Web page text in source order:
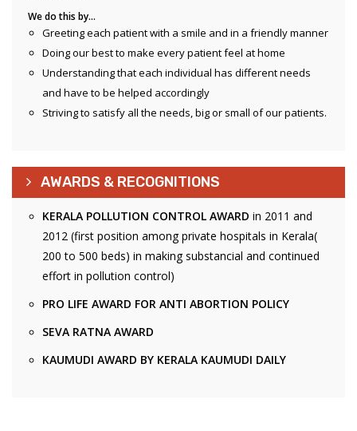
We do this by…
Greeting each patient with a smile and in a friendly manner
Doing our best to make every patient feel at home
Understanding that each individual has different needs
and have to be helped accordingly
Striving to satisfy all the needs, big or small of our patients.
AWARDS & RECOGNITIONS
KERALA POLLUTION CONTROL AWARD in 2011 and
2012 (first position among private hospitals in Kerala(
200 to 500 beds) in making substancial and continued
effort in pollution control)
PRO LIFE AWARD FOR ANTI ABORTION POLICY
SEVA RATNA AWARD
KAUMUDI AWARD BY KERALA KAUMUDI DAILY